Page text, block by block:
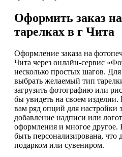
Оформить заказ
тарелках в г Чита
Оформление заказа на
Чита через онлайн-сервис
несколько простых шагов.
выбрать желаемый тип
загрузить фотографию или
бы увидеть на своем
вам ряд опций для настройки
добавление надписи или
оформления и многое другое.
быть персонализирована, что
подарком или сувениром.